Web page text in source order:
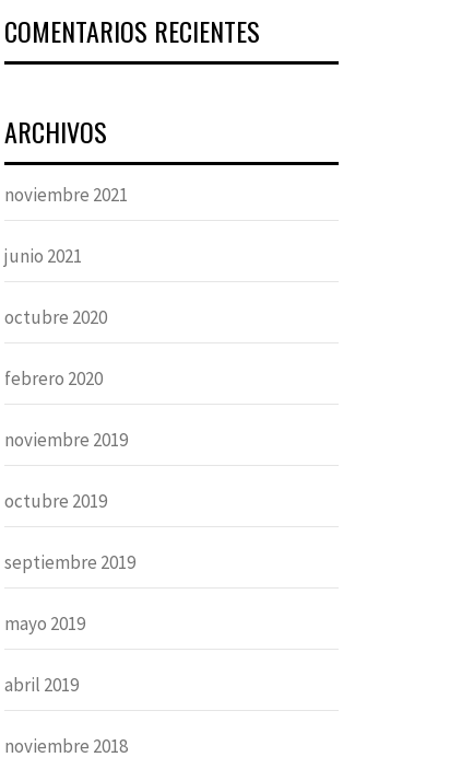
COMENTARIOS RECIENTES
ARCHIVOS
noviembre 2021
junio 2021
octubre 2020
febrero 2020
noviembre 2019
octubre 2019
septiembre 2019
mayo 2019
abril 2019
noviembre 2018